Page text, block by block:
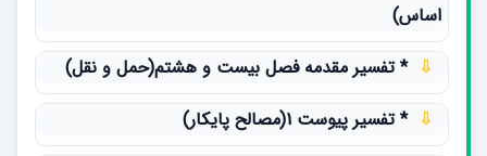
اساس)
* تفسیر مقدمه فصل بیست و هشتم(حمل و نقل)
* تفسیر پیوست 1(مصالح پایکار)